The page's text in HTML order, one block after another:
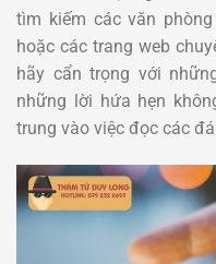
tìm kiếm các văn
hoặc các trang web
hãy cẩn trọng với
những lời hứa hẹn
trung vào việc đọc các